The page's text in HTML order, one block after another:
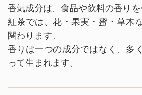
香気成分は、食品や飲料の香りを
紅茶では、花・果実・蜜・草木
関わります。
香りは一つの成分ではなく、多
って生まれます。